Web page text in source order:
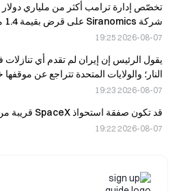
تخصّص إدارة ترامب أكثر من ملياري
شركة Siranomics على قرض بقيمة 1.4 مليار دولار يوم الجمعة.
2026-08-07 19:25
يقول الرئيس إن إيران لم تقدم أي
النار؛ والولايات المتحدة تتراجع عن موقفها خلال 24
2026-08-07 19:23
قد تكون صفقة استحواذ SpaceX قريبة من الإتمام، وفقًا لـCursor
2026-08-07 19:22